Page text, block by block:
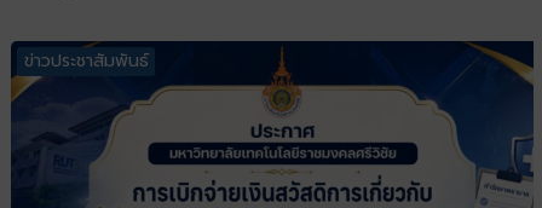
ข่าวประชาสัมพันธ์